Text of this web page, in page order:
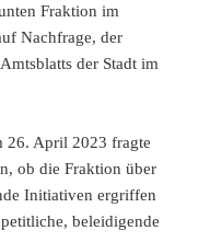
Fraktion im
Nachfrage, der
der Stadt im
26. April 2023 fragte
ob die Fraktion über
Initiativen ergriffen
beleidigende